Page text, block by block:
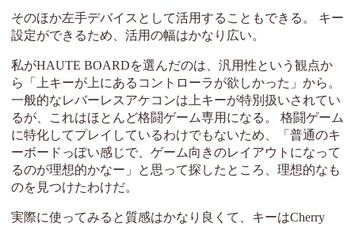
そのほか左手デバイスとして活用することもできる。 キー
設定ができるため、活用の幅はかなり広い。
私がHAUTE BOARDを選んだのは、汎用性という観点か
ら「上キーが上にあるコントローラが欲しかった」から。
一般的なレバーレスアケコンは上キーが特別扱いされてい
るが、これはほとんど格闘ゲーム専用になる。 格闘ゲーム
に特化してプレイしているわけでもないため、「普通のキ
ーボードっぽい感じで、ゲーム向きのレイアウトになって
るのが理想的かなー」と思って探したところ、理想的なも
のを見つけたわけだ。
実際に使ってみると質感はかなり良くて、キーはCherry